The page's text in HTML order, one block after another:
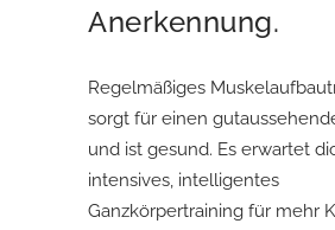
Anerkennung.
Regelmäßiges
sorgt für einen
und ist gesund. Es erwartet
intensives, intelligentes
Ganzkörpertraining für mehr